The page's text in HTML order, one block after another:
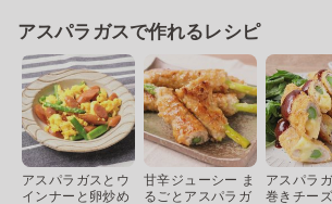
アスパラガスで作れるレシピ
アスパラガスとウ
インナーと卵炒め
甘辛ジューシー ま
るごとアスパラガ
アスパラ
巻きチー